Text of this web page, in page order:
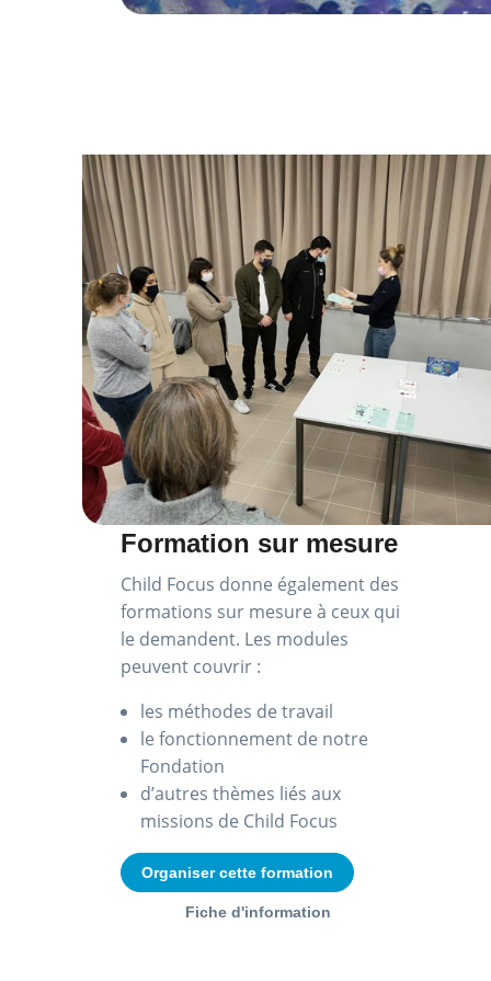
Formation sur mesure
Child Focus donne également des
formations sur mesure à ceux qui
le demandent. Les modules
peuvent couvrir :
les méthodes de travail
le fonctionnement de notre
Fondation
d’autres thèmes liés aux
missions de Child Focus
Organiser cette formation
Fiche d'information